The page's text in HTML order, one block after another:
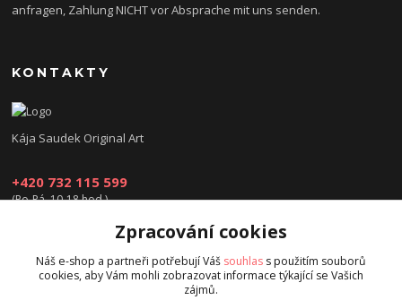
anfragen, Zahlung NICHT vor Absprache mit uns senden.
KONTAKTY
Kája Saudek Original Art
+420 732 115 599
(Po-Pá, 10-18 hod.)
obchod@kajasaudek.cz
Zpracování cookies
Náš e-shop a partneři potřebují Váš souhlas s použitím souborů
cookies, aby Vám mohli zobrazovat informace týkající se Vašich
zájmů.